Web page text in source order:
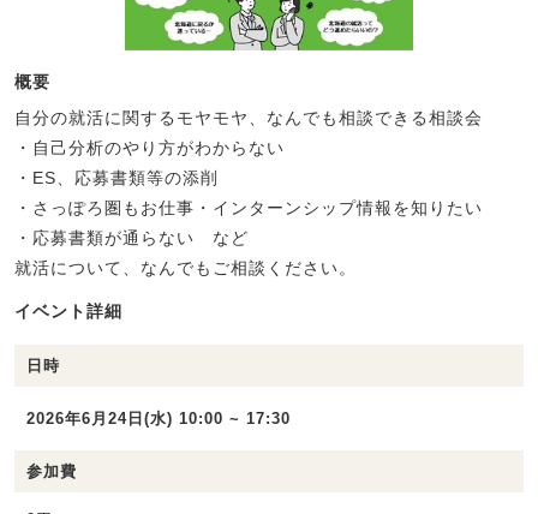
概要
自分の就活に関するモヤモヤ、なんでも相談できる相談会
・自己分析のやり方がわからない
・ES、応募書類等の添削
・さっぽろ圏もお仕事・インターンシップ情報を知りたい
・応募書類が通らない など
就活について、なんでもご相談ください。
イベント詳細
日時
2026年6月24日(水) 10:00 ~ 17:30
参加費